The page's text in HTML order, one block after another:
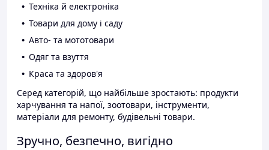
Техніка й електроніка
Товари для дому і саду
Авто- та мототовари
Одяг та взуття
Краса та здоров'я
Серед категорій, що найбільше зростають: продукти
харчування та напої, зоотовари, інструменти,
матеріали для ремонту, будівельні товари.
Зручно, безпечно, вигідно